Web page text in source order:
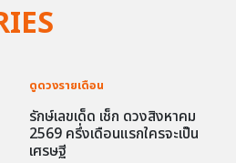
ดูดวงรายเดือน
รักษ์เลขเด็ด เช็ก ดวงสิงหาคม
2569 ครึ่งเดือนแรกใครจะเป็น
เศรษฐี